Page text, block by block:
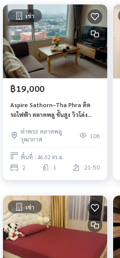
เช่า
฿19,000
Aspire Sathorn–Tha Phra ติด
รถไฟฟ้า ตลาดพลู ชั้นสูง วิวโล่ง
ท่าพระ ตลาดพลู
วุฒากาศ
108
พื้นที่ : 46.02 ตร.ม.
2 1 21-50
เช่า